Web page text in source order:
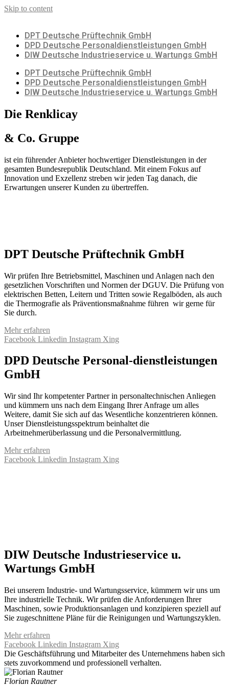
Skip to content
DPT Deutsche Prüftechnik GmbH
DPD Deutsche Personaldienstleistungen GmbH
DIW Deutsche Industrieservice u. Wartungs GmbH
DPT Deutsche Prüftechnik GmbH
DPD Deutsche Personaldienstleistungen GmbH
DIW Deutsche Industrieservice u. Wartungs GmbH
Die Renklicay
& Co. Gruppe
ist ein führender Anbieter hochwertiger Dienstleistungen in der
gesamten Bundesrepublik Deutschland. Mit einem Fokus auf
Innovation und Exzellenz streben wir jeden Tag danach, die
Erwartungen unserer Kunden zu übertreffen.
DPT Deutsche Prüftechnik GmbH
Wir prüfen Ihre Betriebsmittel, Maschinen und Anlagen nach den
gesetzlichen Vorschriften und Normen der DGUV. Die Prüfung von
elektrischen Betten, Leitern und Tritten sowie Regalböden, als auch
die Thermografie als Präventionsmaßnahme führen wir gerne für
Sie durch.
Mehr erfahren
Facebook Linkedin Instagram Xing
DPD Deutsche Personal-dienstleistungen
GmbH
Wir sind Ihr kompetenter Partner in personaltechnischen Anliegen
und kümmern uns nach dem Eingang Ihrer Anfrage um alles
Weitere, damit Sie sich auf das Wesentliche konzentrieren können.
Unser Dienstleistungsspektrum beinhaltet die
Arbeitnehmerüberlassung und die Personalvermittlung.
Mehr erfahren
Facebook Linkedin Instagram Xing
DIW Deutsche Industrieservice u.
Wartungs GmbH
Bei unserem Industrie- und Wartungsservice, kümmern wir uns um
Ihre industrielle Technik. Wir prüfen die Anforderungen Ihrer
Maschinen, sowie Produktionsanlagen und konzipieren speziell auf
Sie zugeschnittene Pläne für die Reinigungen und Wartungszyklen.
Mehr erfahren
Facebook Linkedin Instagram Xing
Die Geschäftsführung und Mitarbeiter des Unternehmens haben sich
stets zuvorkommend und professionell verhalten.
Florian Rautner